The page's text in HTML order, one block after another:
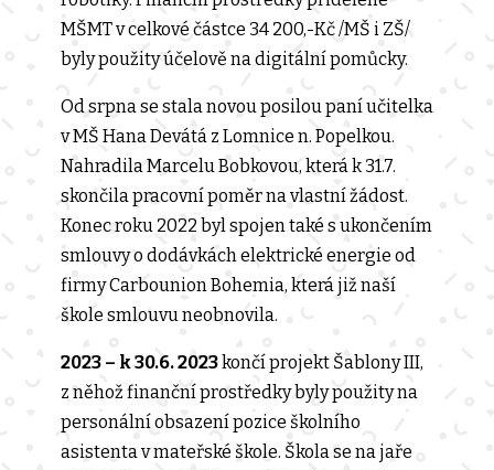
MŠMT v celkové částce 34 200,-Kč /MŠ i ZŠ/
byly použity účelově na digitální pomůcky.
Od srpna se stala novou posilou paní učitelka
v MŠ Hana Devátá z Lomnice n. Popelkou.
Nahradila Marcelu Bobkovou, která k 31.7.
skončila pracovní poměr na vlastní žádost.
Konec roku 2022 byl spojen také s ukončením
smlouvy o dodávkách elektrické energie od
firmy Carbounion Bohemia, která již naší
škole smlouvu neobnovila.
2023 – k 30.6. 2023končí projekt Šablony III,
z něhož finanční prostředky byly použity na
personální obsazení pozice školního
asistenta v mateřské škole. Škola se na jaře